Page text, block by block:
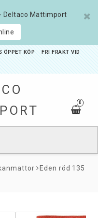
Deltaco Mattimport
ÖPPET KÖP FRI FRAKT VID
0
Eden röd 135